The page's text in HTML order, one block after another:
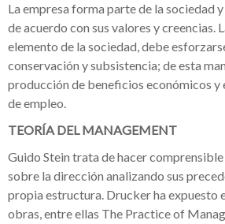
La empresa forma parte de la sociedad
de acuerdo con sus valores y creencias.
elemento de la sociedad, debe
conservación y subsistencia; de esta
producción de beneficios económicos y
de empleo.
TEORÍA DEL MANAGEMENT
Guido Stein trata de hacer
sobre la dirección analizando sus
propia estructura. Drucker ha expuesto
obras, entre ellas The Practice of